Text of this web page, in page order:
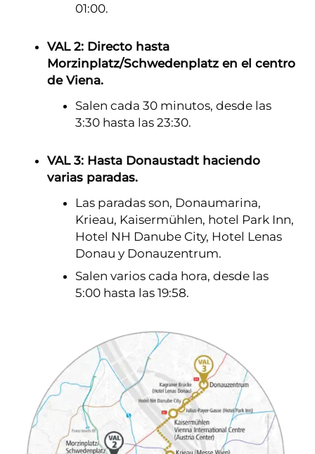
01:00.
VAL 2: Directo hasta
Morzinplatz/Schwedenplatz en el centro
de Viena.
Salen cada 30 minutos, desde las
3:30 hasta las 23:30.
VAL 3: Hasta Donaustadt haciendo
varias paradas.
Las paradas son, Donaumarina,
Krieau, Kaisermühlen, hotel Park Inn,
Hotel NH Danube City, Hotel Lenas
Donau y Donauzentrum.
Salen varios cada hora, desde las
5:00 hasta las 19:58.